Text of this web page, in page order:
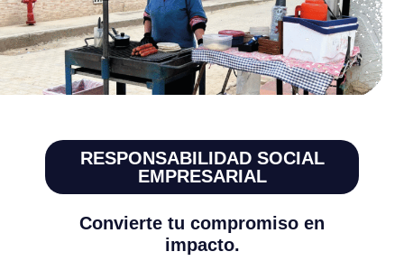
RESPONSABILIDAD SOCIAL
EMPRESARIAL
Convierte tu compromiso en
impacto.